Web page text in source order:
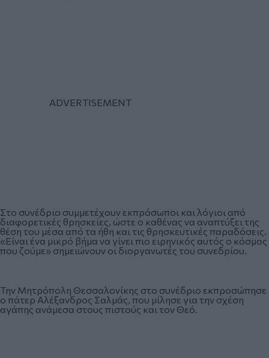
Στο συνέδριο συμμετέχουν εκπρόσωποι και λόγιοι από
διαφορετικές θρησκείες, ώστε ο καθένας να αναπτύξει της
θέση του μέσα από τα ήθη και τις θρησκευτικές παραδόσεις.
«Είναι ένα μικρό βήμα να γίνει πιο ειρηνικός αυτός ο κόσμος
που ζούμε» σημειώνουν οι διοργανωτές του συνεδρίου.
Την Μητρόπολη Θεσσαλονίκης στο συνέδριο εκπροσώπησε
ο πάτερ Αλέξανδρος Σαλμάς, που μίλησε για την σχέση
αγάπης ανάμεσα στους πιστούς και τον Θεό.